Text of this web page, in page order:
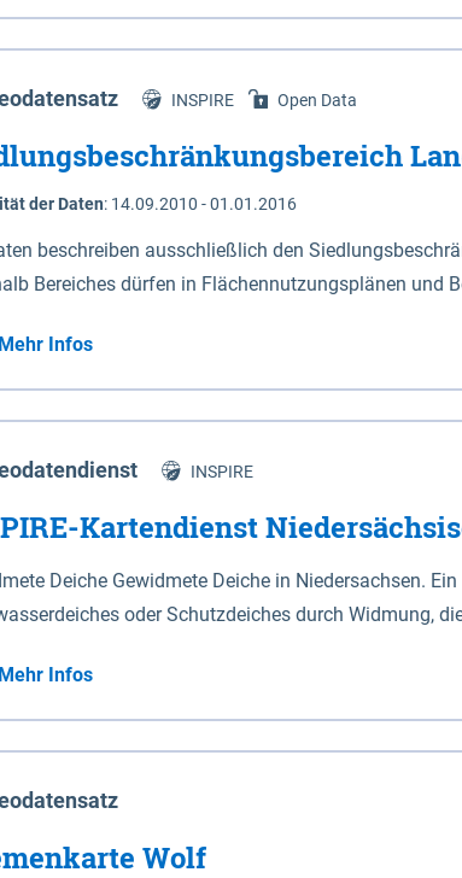
Niedersachsen (vgl. Abb. 4-1) entlang der Elbe
472,5 bei Schnackenburg bis 569 bei
Dannenberg und Lüneburg.
INSPIRE Open Data
der Daten: 14.09.2010 - 01.01.2016
beschreiben ausschließlich den
Bereiches dürfen in Flächennutzungsplänen und
Mehr Infos
INSPIRE
Kartendienst
Deiche Gewidmete Deiche in Niedersachsen.
oder Schutzdeiches durch Widmung,
Deiche gelten die Bestimmungen des
Sperrwerke Sperrwerke sind Bauwerke mit Sperrvorrichtungen in Tidegewässern, die dem
eines Gebietes vor erhöhten Tiden, vor allem vor
Art erhält die Eigenschaft eines
Mehr Infos
Wolf